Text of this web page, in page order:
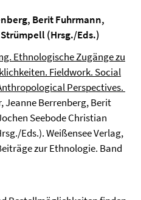
Berit Fuhrmann,
(Hrsg./Eds.)
Ethnologische Zugänge zu
Fieldwork. Social
Perspectives.
Jeanne Berrenberg, Berit
Seebode Christian
Eds.). Weißensee Verlag,
zur Ethnologie. Band